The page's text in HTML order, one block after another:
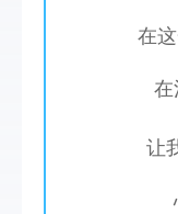
在
在
让